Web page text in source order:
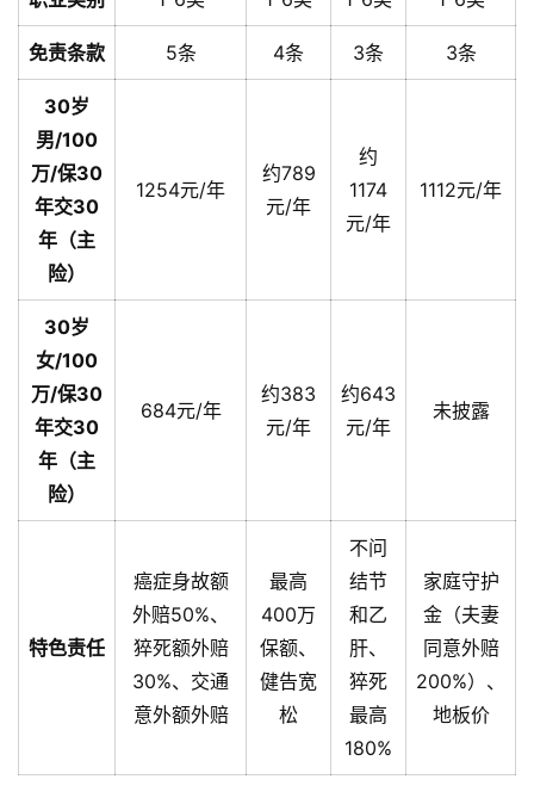
免责条款 5条 4条 3条 3条
30岁
男/100
万/保30
年交30
年（主
险）
1254元/年
约789
元/年
约
1174
元/年
1112元/年
30岁
女/100
万/保30
年交30
年（主
险）
684元/年
约383
元/年
约643
元/年
未披露
特色责任
癌症身故额
外赔50%、
猝死额外赔
30%、交通
意外额外赔
最高
400万
保额、
健告宽
松
不问
结节
和乙
肝、
猝死
最高
180%
家庭守护
金（夫妻
同意外赔
200%）、
地板价